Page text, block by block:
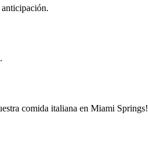
comida italiana en Miami Springs!